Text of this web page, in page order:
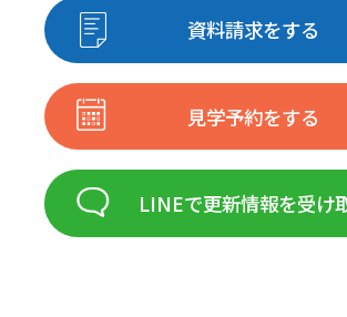
資料請求をする
見学予約をする
LINEで更新情報を受け